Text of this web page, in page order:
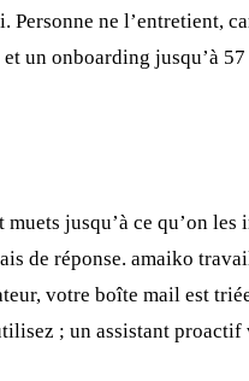
ne l’entretient,
un onboarding jusqu’à
jusqu’à ce qu’on
de réponse. amaiko
votre boîte mail est
; un assistant